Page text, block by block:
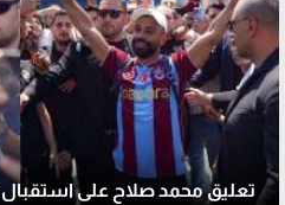
تعليق محمد صلاح على